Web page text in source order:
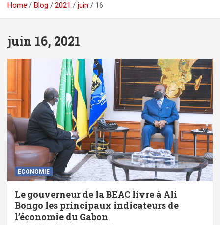
Home Blog 2021 juin 16
juin 16, 2021
ECONOMIE
Le gouverneur de la BEAC livre à Ali
Bongo les principaux indicateurs de
l’économie du Gabon